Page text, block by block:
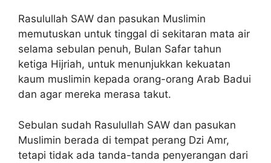
Rasulullah SAW dan pasukan Muslimin
memutuskan untuk tinggal di sekitaran mata air
selama sebulan penuh, Bulan Safar tahun
ketiga Hijriah, untuk menunjukkan kekuatan
kaum muslimin kepada orang-orang Arab Badui
dan agar mereka merasa takut.
Sebulan sudah Rasulullah SAW dan pasukan
Muslimin berada di tempat perang Dzi Amr,
tetapi tidak ada tanda-tanda penyerangan dari